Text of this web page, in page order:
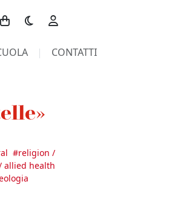
Toggle theme
CONTATTI
#religion /
allied health